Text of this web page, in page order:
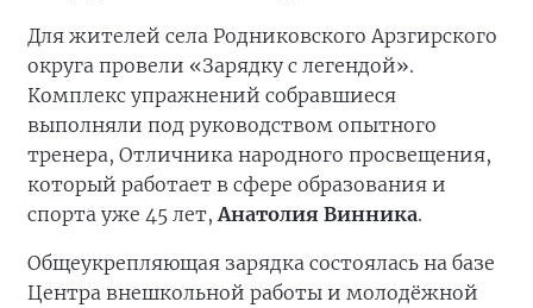
Для жителей села Родниковского Арзгирского
округа провели «Зарядку с легендой».
Комплекс упражнений собравшиеся
выполняли под руководством опытного
тренера, Отличника народного просвещения,
который работает в сфере образования и
спорта уже 45 лет, Анатолия Винника.
Общеукрепляющая зарядка состоялась на базе
Центра внешкольной работы и молодёжной